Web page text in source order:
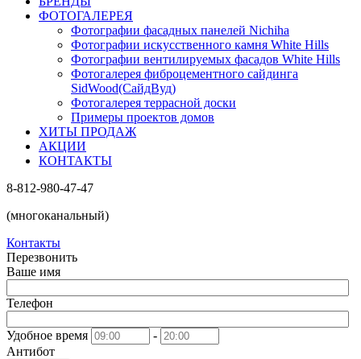
ФОТОГАЛЕРЕЯ
Фотографии фасадных панелей Nichiha
Фотографии искусственного камня White Hills
Фотографии вентилируемых фасадов White Hills
Фотогалерея фиброцементного сайдинга
SidWood(СайдВуд)
Фотогалерея террасной доски
Примеры проектов домов
ХИТЫ ПРОДАЖ
АКЦИИ
КОНТАКТЫ
8-812-980-47-47
(многоканальный)
Контакты
Перезвонить
Ваше имя
Телефон
Удобное время
-
Антибот